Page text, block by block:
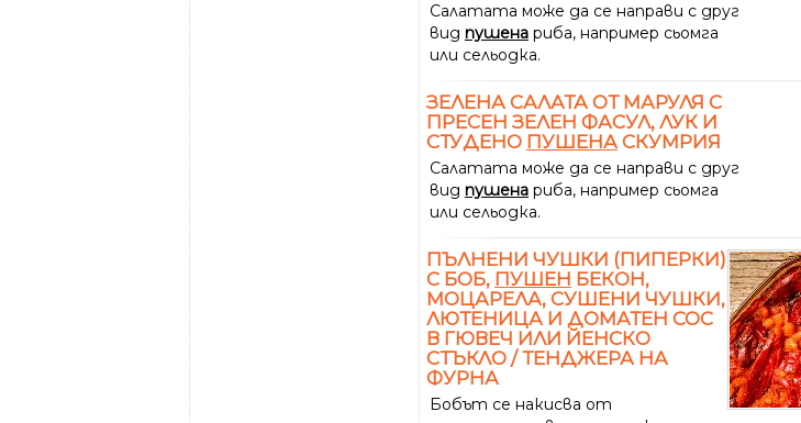
Салатата може да се направи с друг
вид пушена риба, например сьомга
или сельодка.
ЗЕЛЕНА САЛАТА ОТ МАРУЛЯ С
ПРЕСЕН ЗЕЛЕН ФАСУЛ, ЛУК И
СТУДЕНО ПУШЕНА СКУМРИЯ
Салатата може да се направи с друг
вид пушена риба, например сьомга
или сельодка.
ПЪЛНЕНИ ЧУШКИ (ПИПЕРКИ)
С БОБ, ПУШЕН БЕКОН,
МОЦАРЕЛА, СУШЕНИ ЧУШКИ,
ЛЮТЕНИЦА И ДОМАТЕН СОС
В ГЮВЕЧ ИЛИ ЙЕНСКО
СТЪКЛО / ТЕНДЖЕРА НА
ФУРНА
Бобът се накисва от